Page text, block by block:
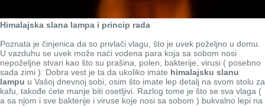
Himalajska slana lampa i princip rada
Poznata je činjenica da so privlači vlagu, što je uvek poželjno u domu.
U vazduhu se uvek može naći vodena para koja sa sobom nosi
nepoželjne stvari kao što su prašina, polen, bakterije, virusi ( posebno
sada zimi ). Dobra vest je ta da ukoliko imate himalajsku slanu
lampu u Vašoj dnevnoj sobi, osim što imate lep detalj na svom stolu za
kafu, takođe ćete manje biti osetljivi. Razlog tome je što se sva vlaga (
a sa njom i sve bakterije i viruse koje nosi sa sobom ) bukvalno lepi na